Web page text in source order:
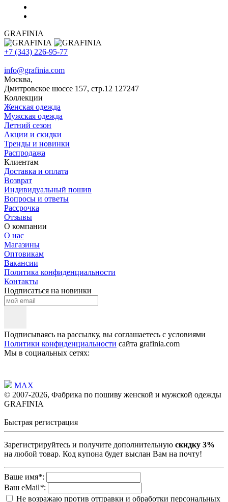
GRAFINIA
+7 (343) 226-95-77
info@grafinia.com
Москва,
Дмитровское шоссе 157, стр.12 127247
Коллекции
Женская одежда
Мужская одежда
Летний сезон
Акции и скидки
Тренды и новинки
Распродажа
Клиентам
Доставка и оплата
Возврат
Индивидуальный пошив
Вопросы и ответы
Рассрочка
Отзывы
О компании
О нас
Магазины
Оптовикам
Вакансии
Политика конфиденциальности
Контакты
Подписаться на новинки
Подписываясь на рассылку, вы соглашаетесь с условиями
Политики конфиденциальности сайта grafinia.com
Мы в социальных сетях:
MAX
© 2007-2026, Фабрика по пошиву женской и мужской одежды
GRAFINIA
Быстрая регистрация
Зарегистрируйтесь и получите дополнительную скидку 3%
на любой товар. Код купона будет выслан Вам на почту!
Ваше имя*:
Ваш eMail*:
Не возражаю против отправки и обработки персональных